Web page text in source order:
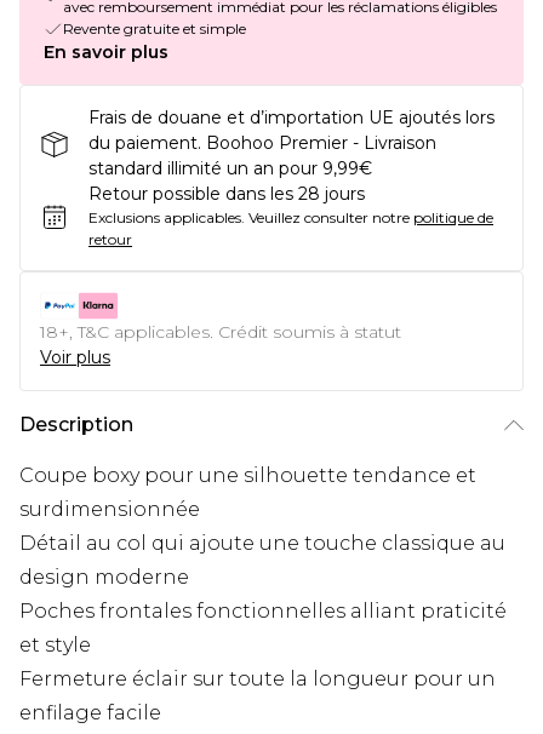
avec remboursement immédiat pour les réclamations éligibles
Revente gratuite et simple
En savoir plus
Frais de douane et d’importation UE ajoutés lors
du paiement. Boohoo Premier - Livraison
standard illimité un an pour 9,99€
Retour possible dans les 28 jours
Exclusions applicables. Veuillez consulter notre politique de
retour
18+, T&C applicables. Crédit soumis à statut
Voir plus
Description
Coupe boxy pour une silhouette tendance et
surdimensionnée
Détail au col qui ajoute une touche classique au
design moderne
Poches frontales fonctionnelles alliant praticité
et style
Fermeture éclair sur toute la longueur pour un
enfilage facile